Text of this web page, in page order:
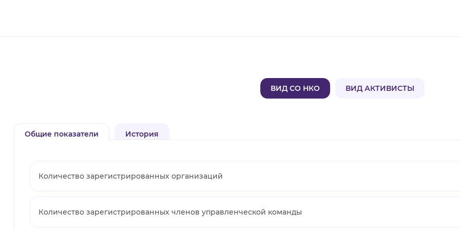
ВИД СО НКО ВИД АКТИВИСТЫ
Общие показатели История
Количество зарегистрированных организаций
Количество зарегистрированных членов управленческой команды